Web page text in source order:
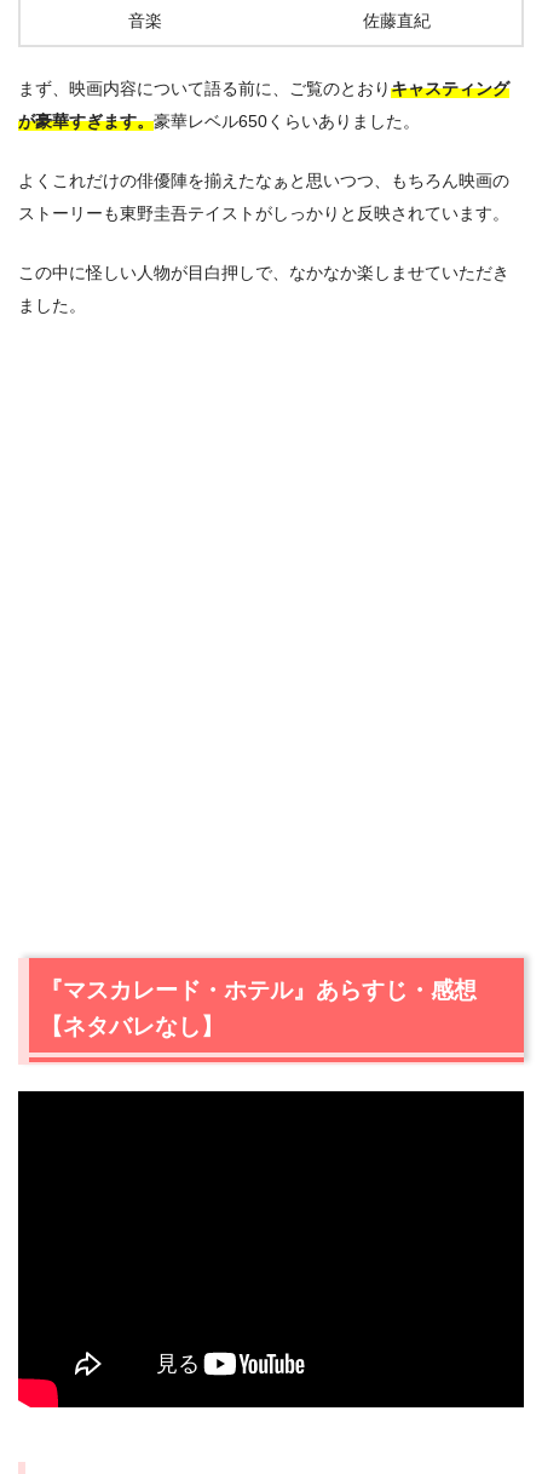
音楽 佐藤直紀
まず、映画内容について語る前に、ご覧のとおりキャスティング
が豪華すぎます。豪華レベル650くらいありました。
よくこれだけの俳優陣を揃えたなぁと思いつつ、もちろん映画の
ストーリーも東野圭吾テイストがしっかりと反映されています。
この中に怪しい人物が目白押しで、なかなか楽しませていただき
ました。
『マスカレード・ホテル』あらすじ・感想
【ネタバレなし】